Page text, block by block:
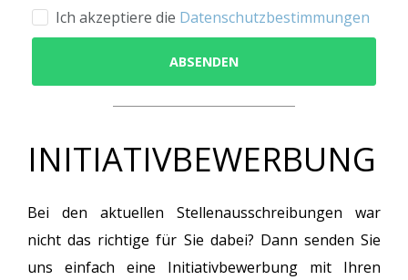
Ich akzeptiere die Datenschutzbestimmungen
ABSENDEN
INITIATIVBEWERBUNG
Bei den aktuellen Stellenausschreibungen war
nicht das richtige für Sie dabei? Dann senden Sie
uns einfach eine Initiativbewerbung mit Ihren